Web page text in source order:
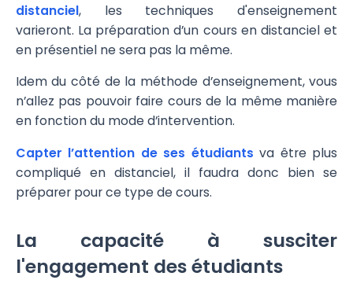
distanciel, les techniques d'enseignement
varieront. La préparation d’un cours en distanciel et
en présentiel ne sera pas la même.
Idem du côté de la méthode d’enseignement, vous
n’allez pas pouvoir faire cours de la même manière
en fonction du mode d’intervention.
Capter l’attention de ses étudiants va être plus
compliqué en distanciel, il faudra donc bien se
préparer pour ce type de cours.
La capacité à susciter
l'engagement des étudiants